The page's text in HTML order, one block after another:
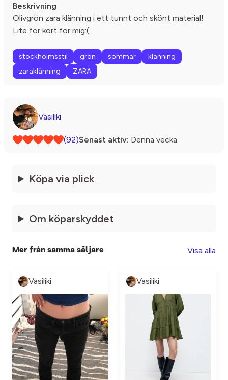
Beskrivning
Olivgrön zara klänning i ett tunnt och skönt material!
Lite för kort för mig:(
stockholmsstil grön sommar
klänning
zaraklänning
ZARA
Vasiliki
(92)Senast aktiv: Denna vecka
Köpa via plick
Om köparskyddet
Mer från samma säljare Visa alla
Vasiliki Vasiliki